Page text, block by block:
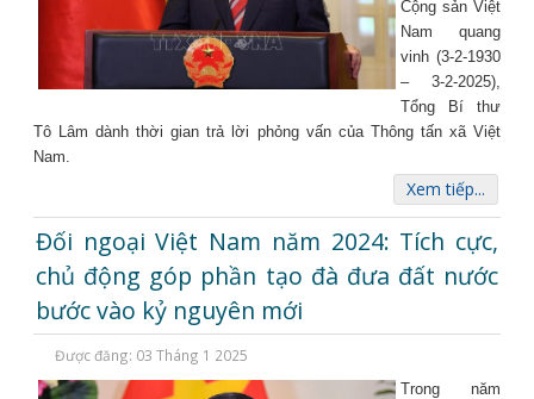
Cộng sản Việt
Nam quang
vinh (3-2-1930
– 3-2-2025),
Tổng Bí thư
Tô Lâm dành thời gian trả lời phỏng vấn của Thông tấn xã Việt
Nam.
Xem tiếp...
Đối ngoại Việt Nam năm 2024: Tích cực,
chủ động góp phần tạo đà đưa đất nước
bước vào kỷ nguyên mới
Được đăng: 03 Tháng 1 2025
Trong năm